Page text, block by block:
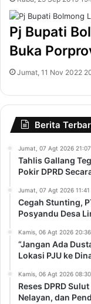
Pj Bupati
Buka
Jumat, 11 Nov 2022
Berita
Jumat, 07 Agt 2026 21:07
Tahlis Gallang
Pokir DPRD
Jumat, 07 Agt 2026 11:41
Cegah Stunting,
Posyandu Desa
Kamis, 06 Agt 2026 20:36
“Jangan Ada
Lokasi PJU ke
Kamis, 06 Agt 2026 08:30
Reses DPRD
Nelayan, dan